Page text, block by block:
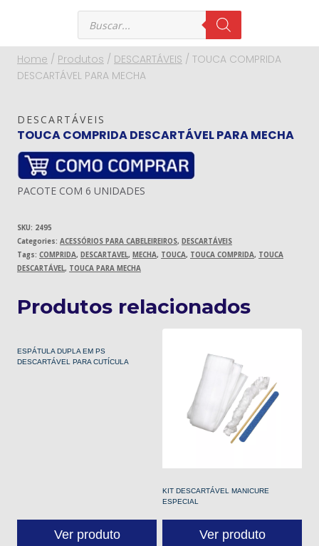
Home / Produtos / DESCARTÁVEIS / TOUCA COMPRIDA
DESCARTÁVEL PARA MECHA
DESCARTÁVEIS
TOUCA COMPRIDA DESCARTÁVEL PARA MECHA
PACOTE COM 6 UNIDADES
SKU: 2495
Categories: ACESSÓRIOS PARA CABELEIREIROS, DESCARTÁVEIS
Tags: COMPRIDA, DESCARTAVEL, MECHA, TOUCA, TOUCA COMPRIDA, TOUCA
DESCARTÁVEL, TOUCA PARA MECHA
Produtos relacionados
ESPÁTULA DUPLA EM PS
DESCARTÁVEL PARA CUTÍCULA
Ver produto
KIT DESCARTÁVEL MANICURE
ESPECIAL
Ver produto